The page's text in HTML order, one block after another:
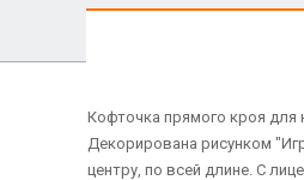
Кофточка прямого кроя для
Декорирована рисунком
центру, по всей длине. С